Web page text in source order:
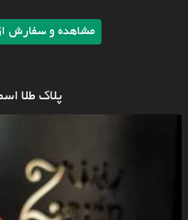
مشاهده و سفارش
پلاک طلا